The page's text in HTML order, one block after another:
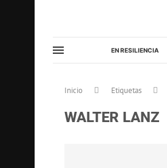
EN RESILIENCIA
Inicio Etiquetas
WALTER LANZ